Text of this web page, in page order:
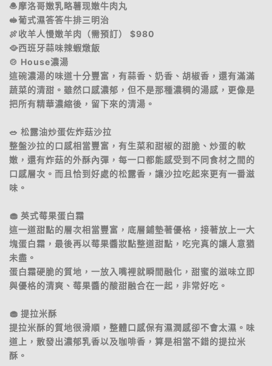
🧆摩洛哥嫩乳略薯现嫩牛肉丸
🥪葡式濕答答牛排三明治
🍖收羊人慢嫩羊肉（需預訂） $980
🥘西班牙蒜味辣蝦燉飯
🍲 House濃湯
這碗濃湯的味道十分豐富，有蒜香、奶香、胡椒香，還有滿滿
蔬菜的清甜。雖然口感濃郁，但不是那種濃稠的湯感，更像是
把所有精華濃縮後，留下來的清湯。
🥗 松露油炒蛋佐炸菇沙拉
整盤沙拉的口感相當豐富，有生菜和甜椒的甜脆、炒蛋的軟
嫩，還有炸菇的外酥內彈，每一口都能感受到不同食材之間的
口感層次。而且恰到好處的松露香，讓沙拉吃起來更有一番滋
味。
🧁 英式莓果蛋白霜
這一道甜點的層次相當豐富，底層鋪墊著優格，接著放上一大
塊蛋白霜，最後再以莓果醬妝點整道甜點，吃完真的讓人意猶
未盡。
蛋白霜硬脆的質地，一放入嘴裡就瞬間融化，甜蜜的滋味立即
與優格的清爽、莓果醬的酸甜融合在一起，非常好吃。
🧁 提拉米酥
提拉米酥的質地很滑順，整體口感保有濕潤感卻不會太濕。味
道上，散發出濃郁乳香以及咖啡香，算是相當不錯的提拉米
酥。